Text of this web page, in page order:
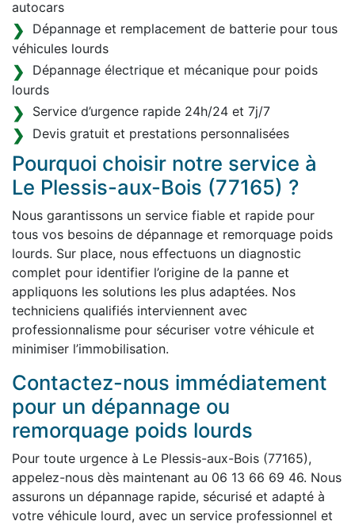
autocars
Dépannage et remplacement de batterie pour tous
véhicules lourds
Dépannage électrique et mécanique pour poids
lourds
Service d’urgence rapide 24h/24 et 7j/7
Devis gratuit et prestations personnalisées
Pourquoi choisir notre service à
Le Plessis-aux-Bois (77165) ?
Nous garantissons un service fiable et rapide pour
tous vos besoins de dépannage et remorquage poids
lourds. Sur place, nous effectuons un diagnostic
complet pour identifier l’origine de la panne et
appliquons les solutions les plus adaptées. Nos
techniciens qualifiés interviennent avec
professionnalisme pour sécuriser votre véhicule et
minimiser l’immobilisation.
Contactez-nous immédiatement
pour un dépannage ou
remorquage poids lourds
Pour toute urgence à Le Plessis-aux-Bois (77165),
appelez-nous dès maintenant au 06 13 66 69 46. Nous
assurons un dépannage rapide, sécurisé et adapté à
votre véhicule lourd, avec un service professionnel et